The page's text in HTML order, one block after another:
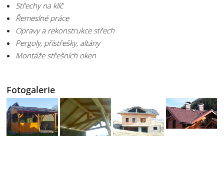
Střechy na klíč
Řemeslné práce
Opravy a rekonstrukce střech
Pergoly, přístřešky, altány
Montáže střešních oken
Fotogalerie